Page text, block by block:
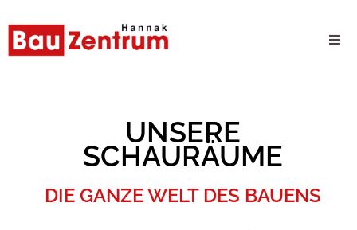
B2B Kundenportal
UNSERE
SCHAURÄUME
DIE GANZE WELT DES BAUENS